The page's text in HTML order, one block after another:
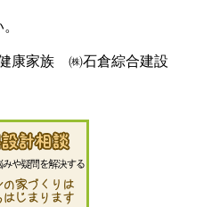
康家族 ㈱石倉綜合建設